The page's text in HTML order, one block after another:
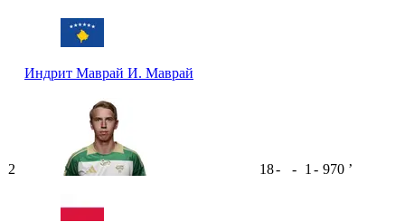
Индрит Маврай И. Маврай
2 18- - 1 - 970 ʼ